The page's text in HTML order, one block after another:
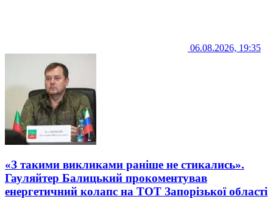
06.08.2026, 19:35
«З такими викликами раніше не стикались».
Гауляйтер Балицький прокоментував
енергетичний колапс на ТОТ Запорізької області